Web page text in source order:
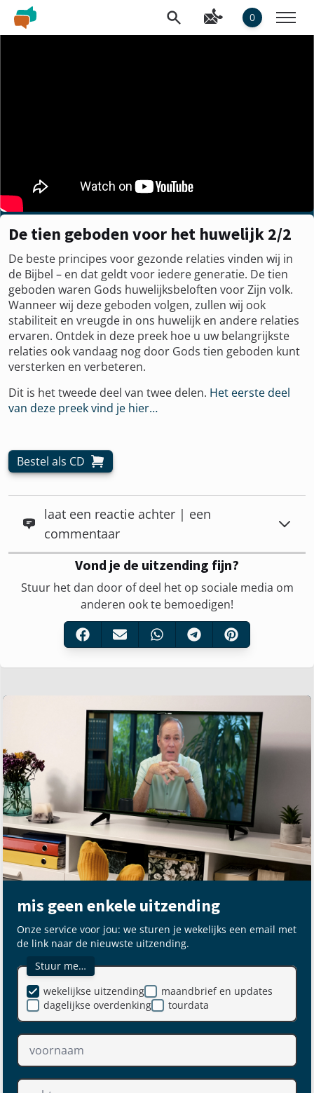
0
De tien geboden voor het huwelijk 2/2
De beste principes voor gezonde relaties vinden wij in
de Bijbel – en dat geldt voor iedere generatie. De tien
geboden waren Gods huwelijksbeloften voor Zijn volk.
Wanneer wij deze geboden volgen, zullen wij ook
stabiliteit en vreugde in ons huwelijk en andere relaties
ervaren. Ontdek in deze preek hoe u uw belangrijkste
relaties ook vandaag nog door Gods tien geboden kunt
versterken en verbeteren.
Dit is het tweede deel van twee delen. Het eerste deel
van deze preek vind je hier…
Bestel als CD
laat een reactie achter | een
commentaar
Vond je de uitzending fijn?
Stuur het dan door of deel het op sociale media om
anderen ook te bemoedigen!
mis geen enkele uitzending
Onze service voor jou: we sturen je wekelijks een email met
de link naar de nieuwste uitzending.
Stuur me…
maandbrief en updates
dagelijkse overdenking
wekelijkse uitzending
tourdata